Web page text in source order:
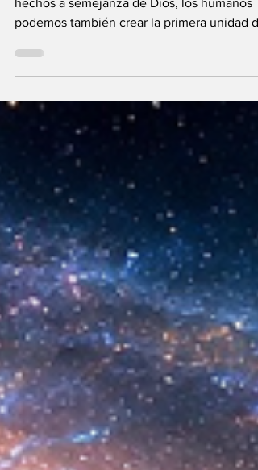
los seres humanos?
Se plantea una interrogante: ¿Si fuimos
la existencia?... “SpudCell”, una célula
sintética desarrollada en laboratorio abre
nueva era científica que desafía nuestras
ideas sobre la creación... ¿Podemos crear
mayor aspiración de la inteligencia humana
consistía en comprender la vida. Hoy
comienza a aparecer una posibilidad todavía
más desconcer